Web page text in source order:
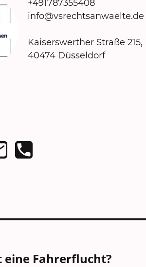
+491787355408
info@vsrechtsanwaelte.de
Kaiserswerther Straße 215,
40474 Düsseldorf
eine Fahrerflucht?